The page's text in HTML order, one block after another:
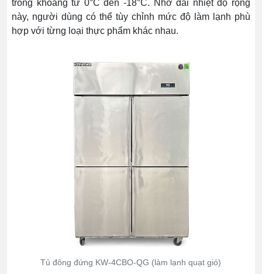
trong khoảng từ 0°C đến -18°C. Nhờ dải nhiệt độ rộng
này, người dùng có thể tùy chỉnh mức độ làm lạnh phù
hợp với từng loại thực phẩm khác nhau.
Tủ đông đứng KW-4CBO-QG (làm lạnh quạt gió)